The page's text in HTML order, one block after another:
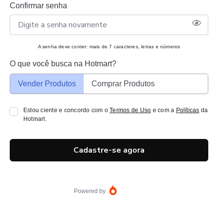
Confirmar senha
A senha deve conter: mais de 7 caracteres, letras e números
O que você busca na Hotmart?
Vender Produtos Comprar Produtos
Estou ciente e concordo com oTermos de Uso e com a Políticas da
Hotmart.
Cadastre-se agora
Powered by